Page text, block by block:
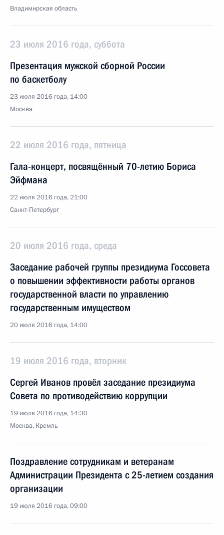
Владимирская область
23 июля 2016 года, суббота
Презентация мужской сборной России
по баскетболу
23 июля 2016 года, 14:00
Москва
22 июля 2016 года, пятница
Гала-концерт, посвящённый 70-летию Бориса
Эйфмана
22 июля 2016 года, 21:00
Санкт-Петербург
20 июля 2016 года, среда
Заседание рабочей группы президиума Госсовета
о повышении эффективности работы органов
государственной власти по управлению
государственным имуществом
20 июля 2016 года, 14:00
19 июля 2016 года, вторник
Сергей Иванов провёл заседание президиума
Совета по противодействию коррупции
19 июля 2016 года, 14:30
Москва, Кремль
Поздравление сотрудникам и ветеранам
Администрации Президента с 25-летием создания
организации
19 июля 2016 года, 09:00